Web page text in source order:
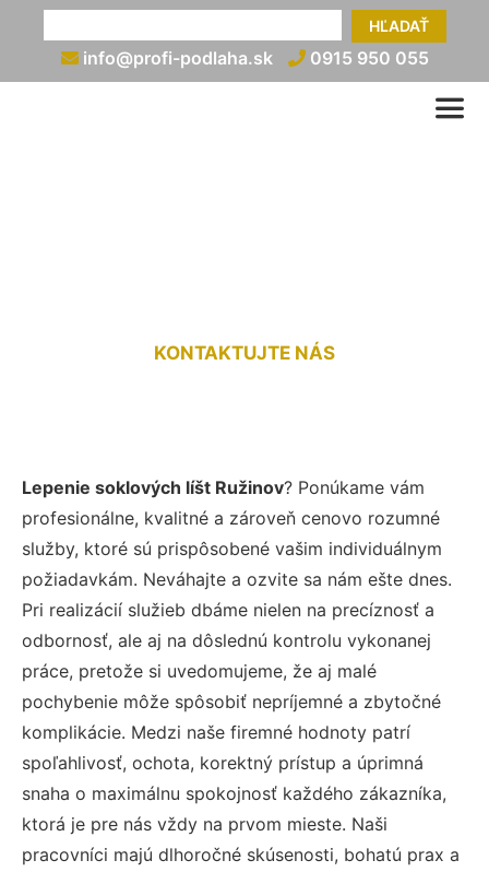
HĽADAŤ
info@profi-podlaha.sk 0915 950 055
KONTAKTUJTE NÁS
Lepenie soklových líšt Ružinov? Ponúkame vám
profesionálne, kvalitné a zároveň cenovo rozumné
služby, ktoré sú prispôsobené vašim individuálnym
požiadavkám. Neváhajte a ozvite sa nám ešte dnes.
Pri realizácií služieb dbáme nielen na precíznosť a
odbornosť, ale aj na dôslednú kontrolu vykonanej
práce, pretože si uvedomujeme, že aj malé
pochybenie môže spôsobiť nepríjemné a zbytočné
komplikácie. Medzi naše firemné hodnoty patrí
spoľahlivosť, ochota, korektný prístup a úprimná
snaha o maximálnu spokojnosť každého zákazníka,
ktorá je pre nás vždy na prvom mieste. Naši
pracovníci majú dlhoročné skúsenosti, bohatú prax a